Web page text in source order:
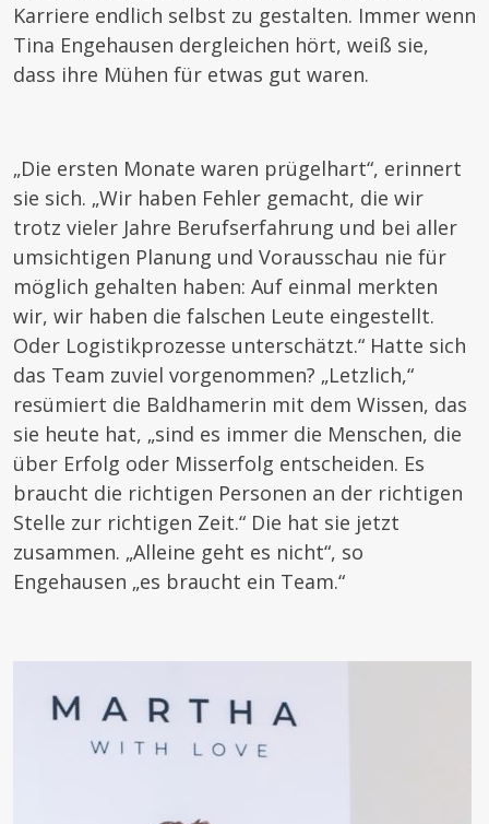
Karriere endlich selbst zu gestalten. Immer wenn
Tina Engehausen dergleichen hört, weiß sie,
dass ihre Mühen für etwas gut waren.
„Die ersten Monate waren prügelhart“, erinnert
sie sich. „Wir haben Fehler gemacht, die wir
trotz vieler Jahre Berufserfahrung und bei aller
umsichtigen Planung und Vorausschau nie für
möglich gehalten haben: Auf einmal merkten
wir, wir haben die falschen Leute eingestellt.
Oder Logistikprozesse unterschätzt.“ Hatte sich
das Team zuviel vorgenommen? „Letzlich,“
resümiert die Baldhamerin mit dem Wissen, das
sie heute hat, „sind es immer die Menschen, die
über Erfolg oder Misserfolg entscheiden. Es
braucht die richtigen Personen an der richtigen
Stelle zur richtigen Zeit.“ Die hat sie jetzt
zusammen. „Alleine geht es nicht“, so
Engehausen „es braucht ein Team.“